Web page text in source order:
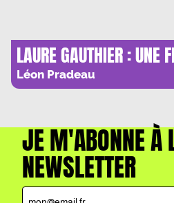
LAURE GAUTHIER : UNE
MATRICE
Léon Pradeau
JE M'ABONNE À
NEWSLETTER